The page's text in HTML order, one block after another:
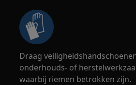
Draag
onderhouds- of
waarbij riemen betrokken zijn.